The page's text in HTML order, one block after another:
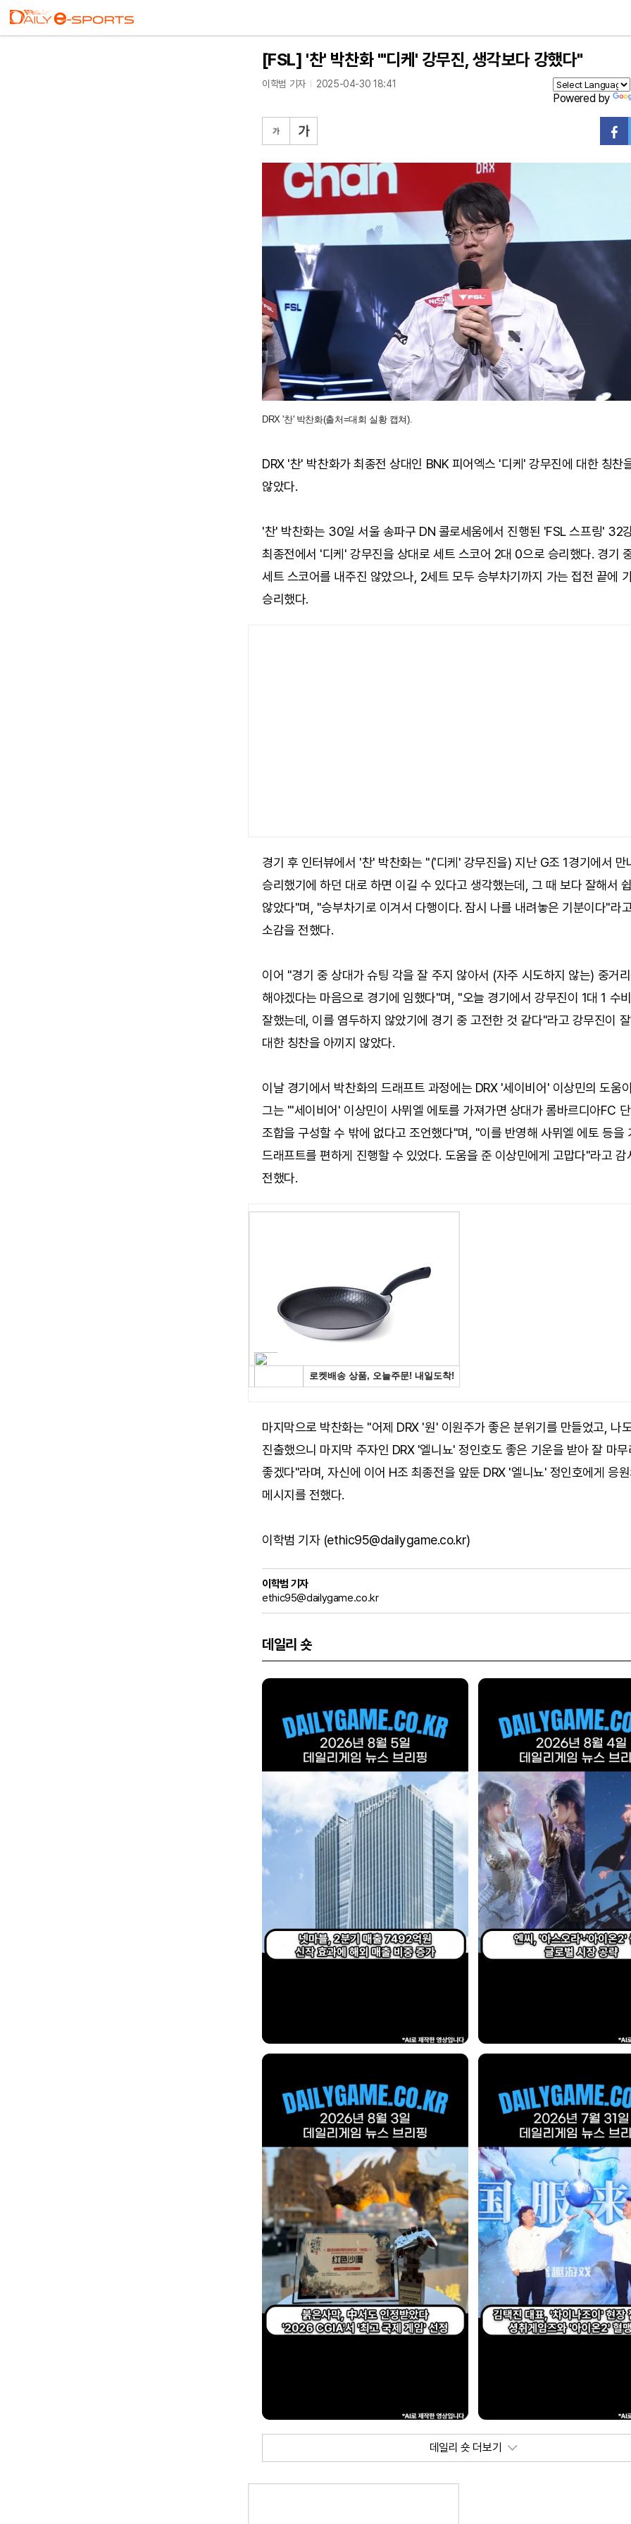
[FSL] '찬' 박찬화 "'디케' 강무진, 생각보다 강했다"
이학범 기자 2025-04-30 18:41
Powered by
DRX '찬' 박찬화(출처=대회 실황 캡쳐).
DRX '찬' 박찬화가 최종전 상대인 BNK 피어엑스 '디케' 강무진에 대한 칭찬
않았다.
'찬' 박찬화는 30일 서울 송파구 DN 콜로세움에서 진행된 'FSL 스프링' 32
최종전에서 '디케' 강무진을 상대로 세트 스코어 2대 0으로 승리했다. 경기
세트 스코어를 내주진 않았으나, 2세트 모두 승부차기까지 가는 접전 끝에
승리했다.
경기 후 인터뷰에서 '찬' 박찬화는 "('디케' 강무진을) 지난 G조 1경기에서 만
승리했기에 하던 대로 하면 이길 수 있다고 생각했는데, 그 때 보다 잘해서
않았다"며, "승부차기로 이겨서 다행이다. 잠시 나를 내려놓은 기분이다"라
소감을 전했다.
이어 "경기 중 상대가 슈팅 각을 잘 주지 않아서 (자주 시도하지 않는) 중거
해야겠다는 마음으로 경기에 임했다"며, "오늘 경기에서 강무진이 1대 1 수
잘했는데, 이를 염두하지 않았기에 경기 중 고전한 것 같다"라고 강무진이
대한 칭찬을 아끼지 않았다.
이날 경기에서 박찬화의 드래프트 과정에는 DRX '세이비어' 이상민의 도움
그는 "'세이비어' 이상민이 사뮈엘 에토를 가져가면 상대가 롬바르디아FC
조합을 구성할 수 밖에 없다고 조언했다"며, "이를 반영해 사뮈엘 에토 등을
드래프트를 편하게 진행할 수 있었다. 도움을 준 이상민에게 고맙다"라고 감
전했다.
마지막으로 박찬화는 "어제 DRX '원' 이원주가 좋은 분위기를 만들었고, 나
진출했으니 마지막 주자인 DRX '엘니뇨' 정인호도 좋은 기운을 받아 잘 마
좋겠다"라며, 자신에 이어 H조 최종전을 앞둔 DRX '엘니뇨' 정인호에게 응
메시지를 전했다.
이학범 기자 (ethic95@dailygame.co.kr)
이학범 기자
ethic95@dailygame.co.kr
데일리 숏
데일리 숏 더보기